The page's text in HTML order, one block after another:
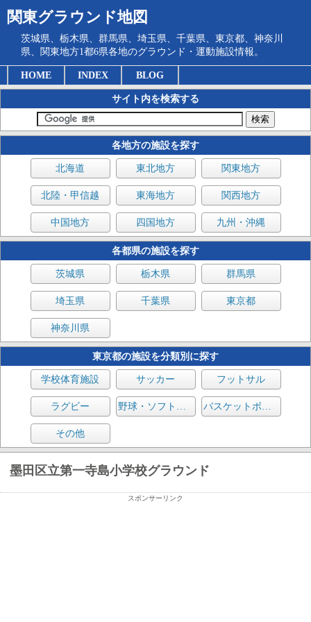
関東グラウンド地図
茨城県、栃木県、群馬県、埼玉県、千葉県、東京都、神奈川
県、関東地方1都6県各地のグラウンド・運動施設情報。
HOME INDEX BLOG
サイト内を検索する
各地方の施設を探す
北海道 東北地方 関東地方
北陸・甲信越 東海地方 関西地方
中国地方 四国地方 九州・沖縄
各都県の施設を探す
茨城県 栃木県 群馬県
埼玉県 千葉県 東京都
神奈川県
東京都の施設を分類別に探す
学校体育施設 サッカー フットサル
ラグビー 野球・ソフトボール バスケットボール
その他
墨田区立第一寺島小学校グラウンド
スポンサーリンク